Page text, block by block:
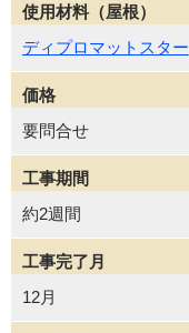
使用材料（屋根）
ディプロマットスター
価格
要問合せ
工事期間
約2週間
工事完了月
12月